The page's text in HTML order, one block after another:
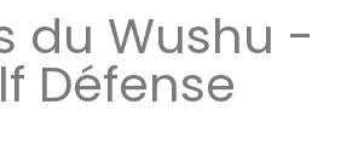
du Wushu -
Défense